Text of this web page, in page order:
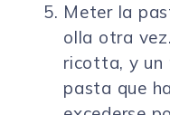
Meter la
olla otra
ricotta, y un
pasta que